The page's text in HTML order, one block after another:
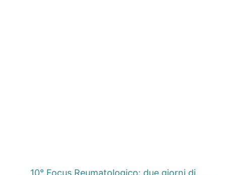
10° Focus Reumatologico: due giorni di